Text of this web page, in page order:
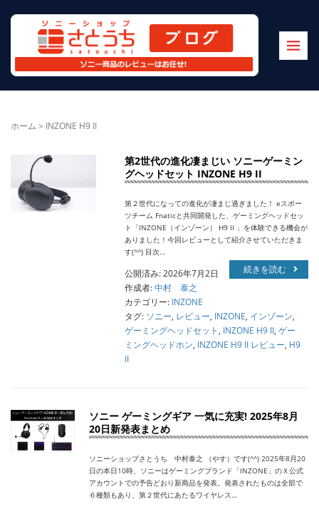
ホーム > INZONE H9 II
第2世代の進化凄まじい ソニーゲーミン
グヘッドセット INZONE H9 II
第２世代になっての進化が凄まじ過ぎました！ eスポー
ツチーム Fnaticと共同開発した、ゲーミングヘッドセッ
ト「INZONE（インゾーン） H9 II 」を体験できる機会が
ありました！今回レビューとして紹介させていただきま
す(^^) 目次…
続きを読む
公開済み: 2026年7月2日
作成者:中村 泰之
カテゴリー: INZONE
タグ: ソニー, レビュー, INZONE, インゾーン,
ゲーミングヘッドセット , INZONE H9 II, ゲー
ミングヘッドホン, INZONE H9 II レビュー, H9
II
ソニー ゲーミングギア 一気に充実! 2025年8月
20日新発表まとめ
ソニーショップさとうち 中村泰之 （やす）です(^^) 2025年8月20
日の本日10時、ソニーはゲーミングブランド「INZONE」のＸ公式
アカウントでの予告どおり新商品を発表。発表されたものは全部で
６種類もあり、第２世代にあたるワイヤレス…